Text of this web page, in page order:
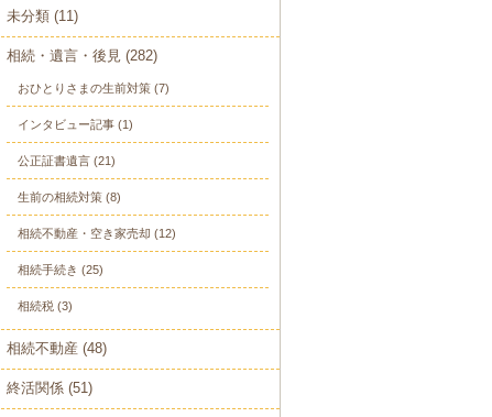
未分類 (11)
相続・遺言・後見 (282)
おひとりさまの生前対策 (7)
インタビュー記事 (1)
公正証書遺言 (21)
生前の相続対策 (8)
相続不動産・空き家売却 (12)
相続手続き (25)
相続税 (3)
相続不動産 (48)
終活関係 (51)